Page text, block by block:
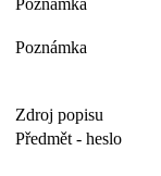
Poznámka
Poznámka
Zdroj popisu
Předmět - heslo